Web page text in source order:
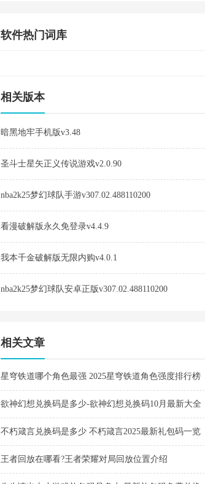
软件热门词库
相关版本
暗黑地牢手机版v3.48
圣斗士星矢正义传说游戏v2.0.90
nba2k25梦幻球队手游v307.02.488110200
看漫破解版永久免登录v4.4.9
我本千金破解版无限内购v4.0.1
nba2k25梦幻球队安卓正版v307.02.488110200
相关文章
星穹铁道哪个角色最强 2025星穹铁道角色强度排行榜
欲神幻想兑换码是多少-欲神幻想兑换码10月最新大全
不朽箴言兑换码是多少 不朽箴言2025最新礼包码一览
王者回放在哪看?王者荣耀对局回放位置介绍